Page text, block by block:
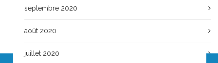
septembre 2020
août 2020
juillet 2020